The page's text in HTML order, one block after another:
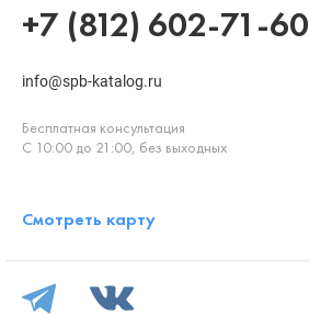
+7 (812) 602-71-60
info@spb-katalog.ru
Бесплатная консультация
С 10:00 до 21:00, без выходных
Смотреть карту